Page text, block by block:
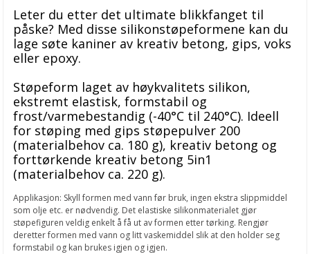
Leter du etter det ultimate blikkfanget til
påske? Med disse silikonstøpeformene kan du
lage søte kaniner av kreativ betong, gips, voks
eller epoxy.
Støpeform laget av høykvalitets silikon,
ekstremt elastisk, formstabil og
frost/varmebestandig (-40°C til 240°C). Ideell
for støping med gips støpepulver 200
(materialbehov ca. 180 g), kreativ betong og
forttørkende kreativ betong 5in1
(materialbehov ca. 220 g).
Applikasjon: Skyll formen med vann før bruk, ingen ekstra slippmiddel
som olje etc. er nødvendig. Det elastiske silikonmaterialet gjør
støpefiguren veldig enkelt å få ut av formen etter tørking. Rengjør
deretter formen med vann og litt vaskemiddel slik at den holder seg
formstabil og kan brukes igjen og igjen.